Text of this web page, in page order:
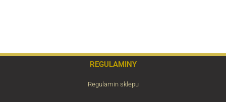
REGULAMINY
Regulamin sklepu